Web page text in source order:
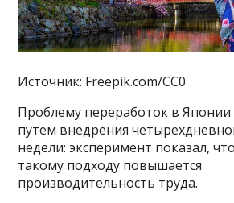
Источник: Freepik.com/CC0
Проблему переработок в
путем внедрения
недели: эксперимент показал,
такому подходу повышается
производительность труда.